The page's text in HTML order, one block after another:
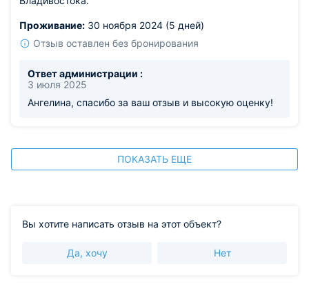
Проживание: 30 ноября 2024 (5 дней)
Отзыв оставлен без бронирования
Ответ администрации :
3 июля 2025
Ангелина, спасибо за ваш отзыв и высокую оценку!
ПОКАЗАТЬ ЕЩЕ
Вы хотите написать отзыв на этот объект?
Да, хочу Нет